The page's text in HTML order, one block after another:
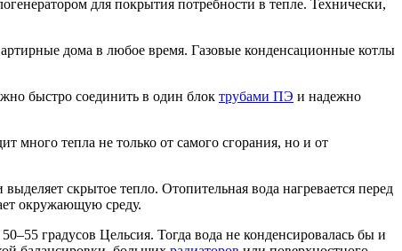
для покрытия потребности в тепле. Технически,
дома в любое время. Газовые конденсационные котлы
быстро соединить в один блок трубами ПЭ и надежно
много тепла не только от самого сгорания, но и от
скрытое тепло. Отопительная вода нагревается перед
окружающую среду.
градусов Цельсия. Тогда вода не конденсировалась бы и